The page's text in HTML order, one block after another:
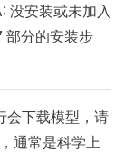
没安装或未加入
部分的安装步
会下载模型，请
通常是科学上